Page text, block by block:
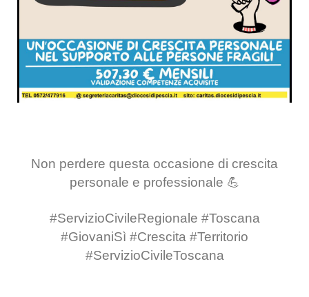
Non perdere questa occasione di crescita
personale e professionale 💪
#ServizioCivileRegionale #Toscana
#GiovaniSì #Crescita #Territorio
#ServizioCivileToscana